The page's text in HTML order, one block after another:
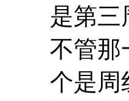
是第三
不管那
个是周